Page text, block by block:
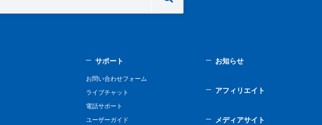
サポート
お問い合わせフォーム
ライブチャット
電話サポート
ユーザーガイド
お知らせ
アフィリエイト
メディアサイト